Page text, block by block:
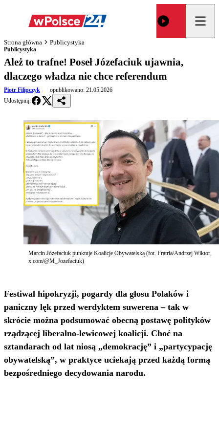
Strona główna Publicystyka
Publicystyka
Ależ to trafne! Poseł Józefaciuk ujawnia,
dlaczego władza nie chce referendum
Piotr Filipczyk opublikowano: 21.05.2026
Udostępnij:
Marcin Józefaciuk punktuje Koalicje Obywatelską (fot. Fratria/Andrzej Wiktor,
x.com/@M_Jozefaciuk)
Festiwal hipokryzji, pogardy dla głosu Polaków i
paniczny lęk przed werdyktem suwerena – tak w
skrócie można podsumować obecną postawę polityków
rządzącej liberalno-lewicowej koalicji. Choć na
sztandarach od lat niosą „demokrację” i „partycypację
obywatelską”, w praktyce uciekają przed każdą formą
bezpośredniego decydowania narodu.